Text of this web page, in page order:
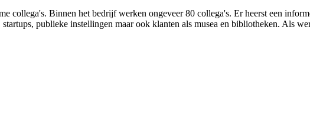
collega's. Binnen het bedrijf werken ongeveer 80 collega's. Er heerst een
publieke instellingen maar ook klanten als musea en bibliotheken. Als